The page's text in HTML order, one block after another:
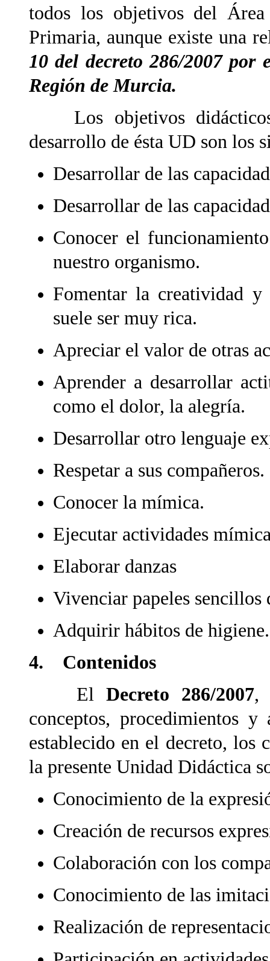
todos los objetivos del
Primaria, aunque existe una
10 del decreto 286/2007 por
Región de Murcia.
Los objetivos didácticos
desarrollo de ésta UD son los
Desarrollar de las
Desarrollar de las
Conocer el
nuestro organismo.
Fomentar la creatividad y
suele ser muy rica.
Apreciar el valor de otras
Aprender a desarrollar
como el dolor, la alegría.
Desarrollar otro lenguaje
Respetar a sus compañeros.
Conocer la mímica.
Ejecutar actividades
Elaborar danzas
Vivenciar papeles sencillos
Adquirir hábitos de higiene.
4. Contenidos
ElDecreto 286/2007,
conceptos, procedimientos
establecido en el decreto, los
la presente Unidad Didáctica
Conocimiento de la
Creación de recursos
Colaboración con los
Conocimiento de las
Realización de